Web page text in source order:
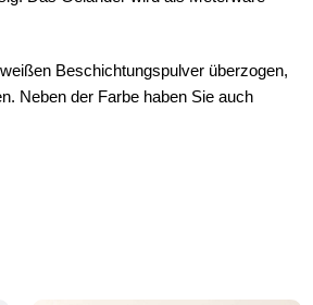
Beschichtungspulver überzogen,
Neben der Farbe haben Sie auch